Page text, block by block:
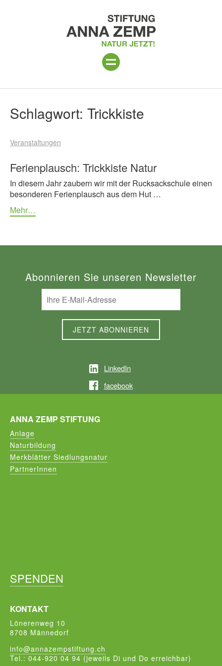
PROGRAMM 2026
PROJEKTE
BESUCH
UNTERSTÜTZEN
ÜBER UNS
Schlagwort: Trickkiste
Veranstaltungen
Ferienplausch: Trickkiste Natur
In diesem Jahr zaubern wir mit der Rucksackschule einen
besonderen Ferienplausch aus dem Hut …
Mehr…
Abonnieren Sie unseren Newsletter
LinkedIn
facebook
ANNA ZEMP STIFTUNG
Anlage
Naturbildung
Merkblätter Siedlungsnatur
PartnerInnen
SPENDEN
KONTAKT
Lönerenweg 10
8708 Männedorf
info@annazempstiftung.ch
Tel.: 044-920 04 94 (jeweils Di und Do erreichbar)